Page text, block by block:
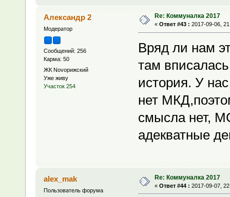
Александр 2
Модератор
Сообщений: 256
Карма: 50
ЖК Novoрижский
Уже живу
Участок 254
Re: Коммуналка 2017
« Ответ #43 : 2017-09-06,
Вряд ли нам
там
история. У
нет
смысла нет,
адекватные
alex_mak
Пользователь форума
Re: Коммуналка 2017
« Ответ #44 : 2017-09-07,